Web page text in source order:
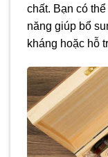
chất. Bạn có
năng giúp bổ
kháng hoặc hỗ